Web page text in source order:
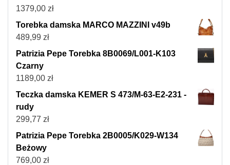
1379,00 zł
Torebka damska MARCO MAZZINI v49b
489,99 zł
Patrizia Pepe Torebka 8B0069/L001-K103
Czarny
1189,00 zł
Teczka damska KEMER S 473/M-63-E2-231 -
rudy
299,77 zł
Patrizia Pepe Torebka 2B0005/K029-W134
Beżowy
769,00 zł